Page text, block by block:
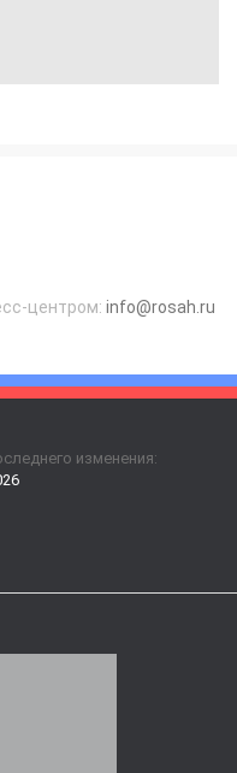
центром: info@rosah.ru
изменения: